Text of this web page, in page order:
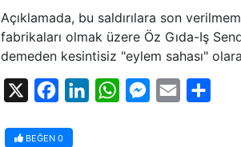
Açıklamada, bu saldırılara son
fabrikaları olmak üzere Öz Gıda-Iş
demeden kesintisiz "eylem sahası"
FacebookLinkedInWhatsAppMessenger
Email
BEĞEN 0